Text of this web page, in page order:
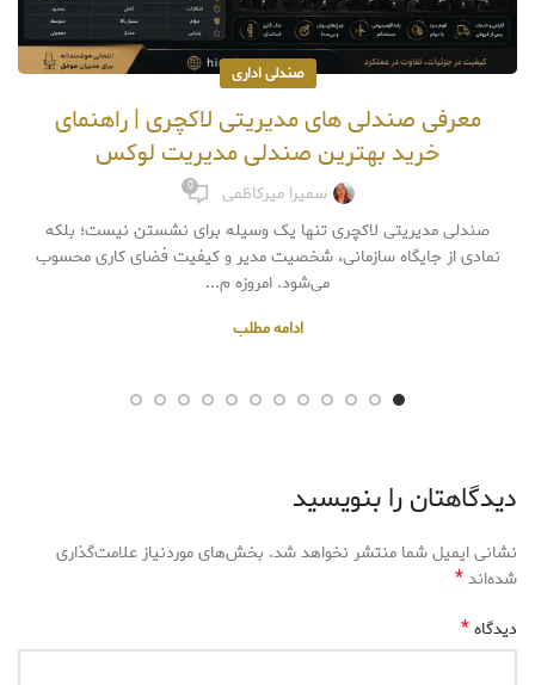
صندلی اداری
معرفی صندلی‌ های مدیریتی لاکچری | راهنمای
خرید بهترین صندلی مدیریت لوکس
سمیرا میرکاظمی 0
صندلی مدیریتی لاکچری تنها یک وسیله برای نشستن نیست؛ بلکه
نمادی از جایگاه سازمانی، شخصیت مدیر و کیفیت فضای کاری محسوب
می‌شود. امروزه م...
ادامه مطلب
دیدگاهتان را بنویسید
نشانی ایمیل شما منتشر نخواهد شد. بخش‌های موردنیاز علامت‌گذاری
شده‌اند*
دیدگاه*